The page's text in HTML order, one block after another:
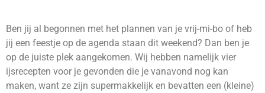
Ben jij al begonnen met het plannen van je vrij-mi-bo of heb
jij een feestje op de agenda staan dit weekend? Dan ben je
op de juiste plek aangekomen. Wij hebben namelijk vier
ijsrecepten voor je gevonden die je vanavond nog kan
maken, want ze zijn supermakkelijk en bevatten een (kleine)